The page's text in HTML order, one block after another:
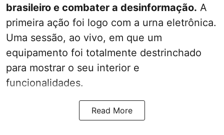
brasileiro e combater a desinformação. A
primeira ação foi logo com a urna eletrônica.
Uma sessão, ao vivo, em que um
equipamento foi totalmente destrinchado
para mostrar o seu interior e
funcionalidades.
Read More